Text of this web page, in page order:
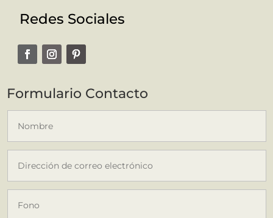
Redes Sociales
Formulario Contacto